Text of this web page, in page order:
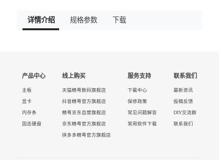
详情介绍 规格参数 下载
产品中心
主板
显卡
内存条
固态硬盘
线上购买
天猫精粤数码旗舰店
抖音精粤官方旗舰店
精粤京东自营旗舰店
京东精粤官方旗舰店
拼多多精粤官方旗舰店
服务支持
下载中心
保修政策
常见问题解答
常用软件下载
联系我们
最新资讯
投稿反馈
DIY交流群
联系我们